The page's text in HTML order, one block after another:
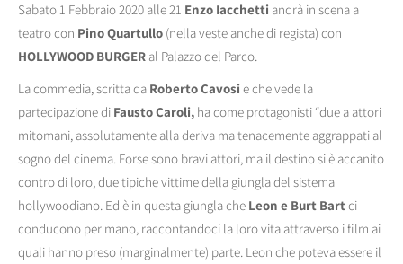
Sabato 1 Febbraio 2020 alle 21 Enzo Iacchetti andrà in scena a
teatro con Pino Quartullo (nella veste anche di regista) con
HOLLYWOOD BURGER al Palazzo del Parco.
La commedia, scritta da Roberto Cavosi e che vede la
partecipazione di Fausto Caroli, ha come protagonisti “due a attori
mitomani, assolutamente alla deriva ma tenacemente aggrappati al
sogno del cinema. Forse sono bravi attori, ma il destino si è accanito
contro di loro, due tipiche vittime della giungla del sistema
hollywoodiano. Ed è in questa giungla che Leon e Burt Bartci
conducono per mano, raccontandoci la loro vita attraverso i film ai
quali hanno preso (marginalmente) parte. Leon che poteva essere il